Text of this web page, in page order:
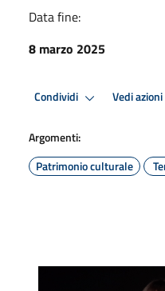
Data fine:
8 marzo 2025
Condividi Vedi azioni
Argomenti:
Patrimonio culturale